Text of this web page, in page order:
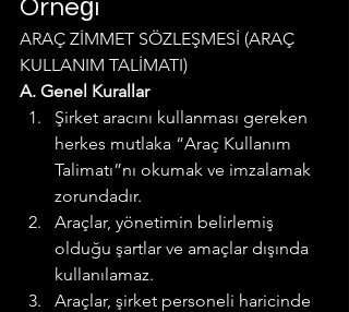
Örneği
ARAÇ ZİMMET SÖZLEŞMESİ (ARAÇ
KULLANIM TALİMATI)
A. Genel Kurallar
Şirket aracını kullanması gereken
herkes mutlaka “Araç Kullanım
Talimatı”nı okumak ve imzalamak
zorundadır.
Araçlar, yönetimin belirlemiş
olduğu şartlar ve amaçlar dışında
kullanılamaz.
Araçlar, şirket personeli haricinde